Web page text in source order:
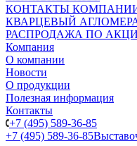
КОНТАКТЫ
КВАРЦЕВЫЙ
РАСПРОДАЖА ПО
Компания
О компании
Новости
О продукции
Полезная информация
Контакты
+7 (495) 589-36-85
+7 (495) 589-36-85